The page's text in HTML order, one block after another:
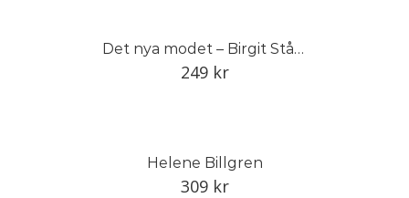
Det nya modet – Birgit Ståhl-Nyberg
249 kr
Helene Billgren
309 kr